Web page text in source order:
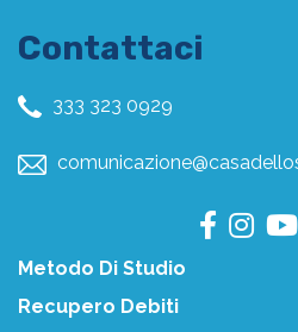
Contattaci
333 323 0929
Metodo Di Studio
Recupero Debiti